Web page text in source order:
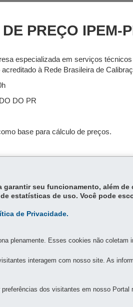
PREÇO IPEM-
especializada em serviços
à Rede Brasileira de
DO PR
base para cálculo de preços.
DO ESTADO DO PARANÁ
das 8h às 12h e das 13h às 17h
seu funcionamento, além
estatísticas de uso. Você pode
de Privacidade.
plenamente. Esses cookies não coletam
interagem com nosso site. As
dos visitantes em nosso